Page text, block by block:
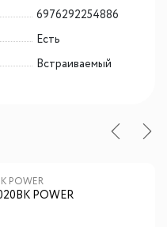
6976292254886
Есть
Встраиваемый
POWER
POWER